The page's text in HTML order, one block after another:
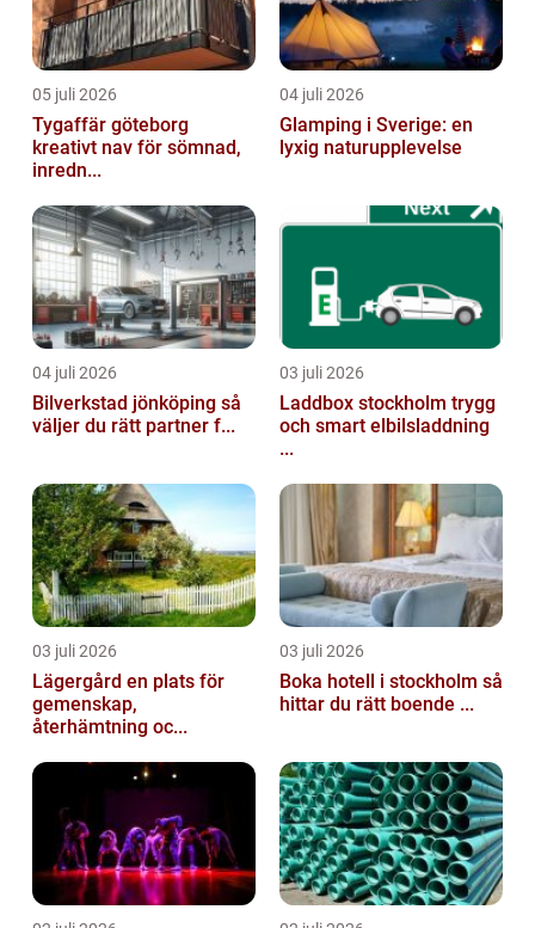
05 juli 2026
Tygaffär göteborg
kreativt nav för sömnad,
inredn...
04 juli 2026
Glamping i Sverige: en
lyxig naturupplevelse
04 juli 2026
Bilverkstad jönköping så
väljer du rätt partner f...
03 juli 2026
Laddbox stockholm trygg
och smart elbilsladdning
...
03 juli 2026
Lägergård en plats för
gemenskap,
återhämtning oc...
03 juli 2026
Boka hotell i stockholm så
hittar du rätt boende ...